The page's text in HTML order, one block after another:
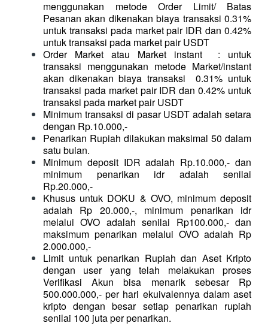
menggunakan metode Order Limit/ Batas
Pesanan akan dikenakan biaya transaksi 0.31%
untuk transaksi pada market pair IDR dan 0.42%
untuk transaksi pada market pair USDT
Order Market atau Market instant  : untuk
transaksi menggunakan metode Market/instant
akan dikenakan biaya transaksi  0.31% untuk
transaksi pada market pair IDR dan 0.42% untuk
transaksi pada market pair USDT
Minimum transaksi di pasar USDT adalah setara
dengan Rp.10.000,-
Penarikan Rupiah dilakukan maksimal 50 dalam
satu bulan.
Minimum deposit IDR adalah Rp.10.000,- dan
minimum penarikan idr adalah senilai
Rp.20.000,-
Khusus untuk DOKU & OVO, minimum deposit
adalah Rp 20.000,-, minimum penarikan idr
melalui OVO adalah senilai Rp100.000,- dan
maksimum penarikan melalui OVO adalah Rp
2.000.000,-
Limit untuk penarikan Rupiah dan Aset Kripto
dengan user yang telah melakukan proses
Verifikasi Akun bisa menarik sebesar Rp
500.000.000,- per hari ekuivalennya dalam aset
kripto dengan besar setiap penarikan rupiah
senilai 100 juta per penarikan.